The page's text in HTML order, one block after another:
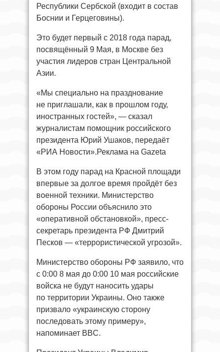
Республики Сербской (входит в состав
Боснии и Герцеговины).
Это будет первый с 2018 года парад,
посвящённый 9 Мая, в Москве без
участия лидеров стран Центральной
Азии.
«Мы специально на празднование
не приглашали, как в прошлом году,
иностранных гостей», — сказал
журналистам помощник российского
президента Юрий Ушаков, передаёт
«РИА Новости».Реклама на Gazeta
В этом году парад на Красной площади
впервые за долгое время пройдёт без
военной техники. Министерство
обороны России объяснило это
«оперативной обстановкой», пресс-
секретарь президента РФ Дмитрий
Песков — «террористической угрозой».
Министерство обороны РФ заявило, что
с 0:00 8 мая до 0:00 10 мая российские
войска не будут наносить удары
по территории Украины. Оно также
призвало «украинскую сторону
последовать этому примеру»,
напоминает BBC.